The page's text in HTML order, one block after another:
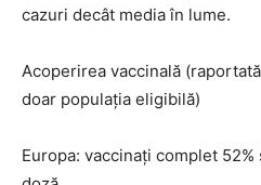
cazuri decât media în lume.
Acoperirea vaccinală
doar populația eligibilă)
Europa: vaccinați complet